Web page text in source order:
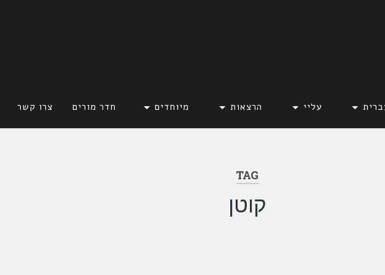
עליי הרצאות מיוחדים חדר מורים צרו קשר
TAG
קוטן